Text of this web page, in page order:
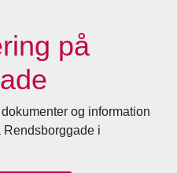
på
og information
i